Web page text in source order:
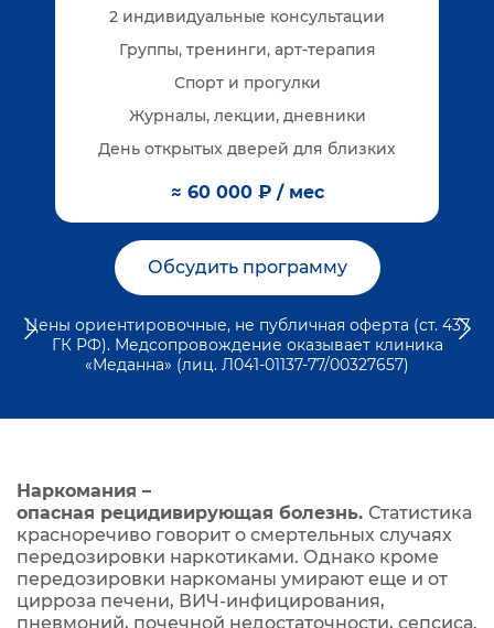
2 индивидуальные консультации
Группы, тренинги, арт-терапия
Спорт и прогулки
Журналы, лекции, дневники
День открытых дверей для близких
≈ 60 000 ₽ / мес
Обсудить программу
Цены ориентировочные, не публичная оферта (ст. 437
ГК РФ). Медсопровождение оказывает клиника
«Меданна» (лиц. Л041-01137-77/00327657)
Наркомания –
опасная рецидивирующая болезнь. Статистика
красноречиво говорит о смертельных случаях
передозировки наркотиками. Однако кроме
передозировки наркоманы умирают еще и от
цирроза печени, ВИЧ-инфицирования,
пневмоний, почечной недостаточности, сепсиса.